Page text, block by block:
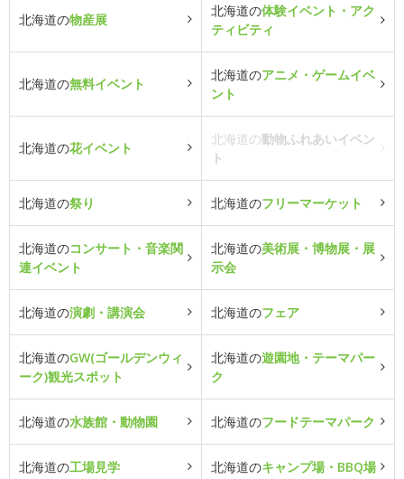
北海道の物産展
北海道の体験イベント・アク
ティビティ
北海道の無料イベント
北海道のアニメ・ゲームイベ
ント
北海道の花イベント
北海道の動物ふれあいイベン
ト
北海道の祭り 北海道のフリーマーケット
北海道のコンサート・音楽関
連イベント
北海道の美術展・博物展・展
示会
北海道の演劇・講演会 北海道のフェア
北海道のGW(ゴールデンウィ
ーク)観光スポット
北海道の遊園地・テーマパー
ク
北海道の水族館・動物園 北海道のフードテーマパーク
北海道の工場見学 北海道のキャンプ場・BBQ場